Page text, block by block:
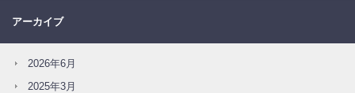
アーカイブ
2026年6月
2025年3月